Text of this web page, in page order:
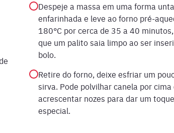
Despeje a massa em uma forma
enfarinhada e leve ao forno pré-
180°C por cerca de 35 a 40
que um palito saia limpo ao ser
bolo.
Retire do forno, deixe esfriar um
sirva. Pode polvilhar canela por cima
acrescentar nozes para dar um toque
especial.